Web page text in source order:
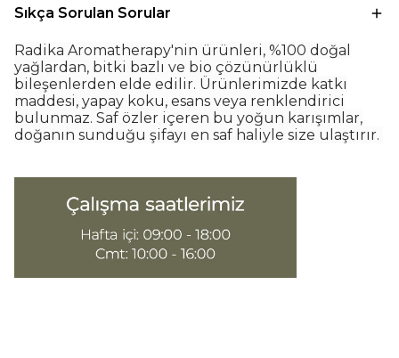
Sıkça Sorulan Sorular
Radika Aromatherapy'nin ürünleri, %100 doğal
yağlardan, bitki bazlı ve bio çözünürlüklü
bileşenlerden elde edilir. Ürünlerimizde katkı
maddesi, yapay koku, esans veya renklendirici
bulunmaz. Saf özler içeren bu yoğun karışımlar,
doğanın sunduğu şifayı en saf haliyle size ulaştırır.